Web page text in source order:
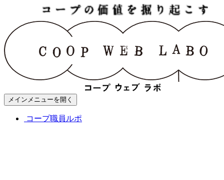
メインメニューを開く
コープ職員ルポ